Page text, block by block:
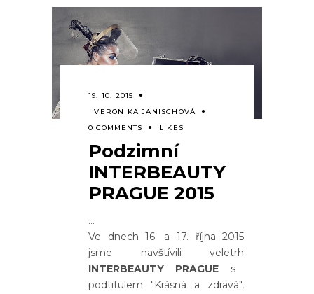
19. 10. 2015
VERONIKA JANISCHOVÁ
0 COMMENTS
LIKES
Podzimní
INTERBEAUTY
PRAGUE 2015
Ve dnech 16. a 17. října 2015
jsme navštívili veletrh
INTERBEAUTY PRAGUE s
podtitulem "Krásná a zdravá",